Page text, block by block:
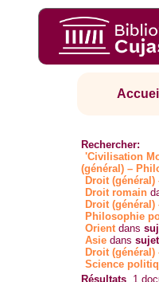
Accueil
Rechercher:
'Civilisation
(général) –
Droit (général)
Droit romain
Droit (général)
Philosophie
Orientdans
Asie danssujet
Droit
Science
Résultats 1